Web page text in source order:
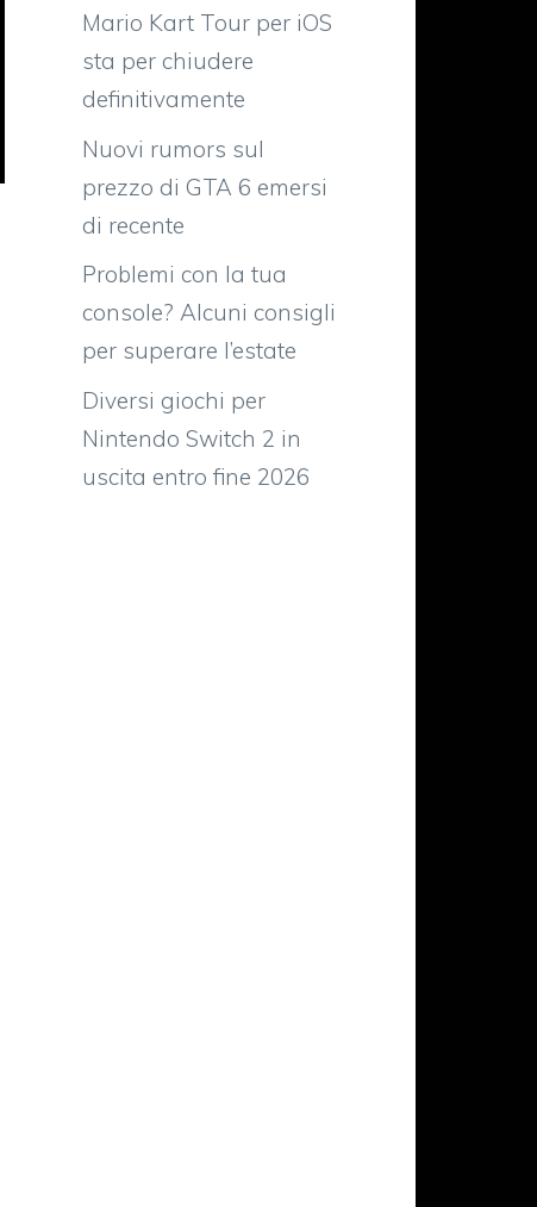
Mario Kart Tour per iOS
sta per chiudere
definitivamente
Nuovi rumors sul
prezzo di GTA 6 emersi
di recente
Problemi con la tua
console? Alcuni consigli
per superare l’estate
Diversi giochi per
Nintendo Switch 2 in
uscita entro fine 2026